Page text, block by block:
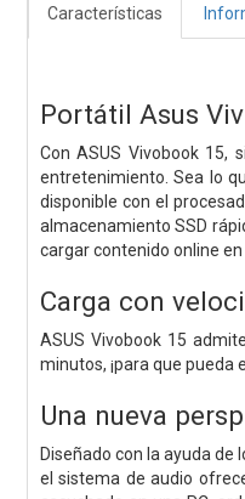
Características
Portátil Asus
Con ASUS Vivobook 15,
entretenimiento. Sea lo
disponible con el
almacenamiento SSD
cargar contenido online
Carga con
ASUS Vivobook 15
minutos, ¡para que
Una nueva
Diseñado con la ayuda de
el sistema de audio